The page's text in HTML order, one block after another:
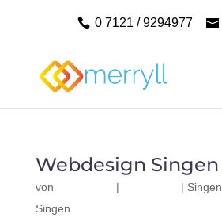
0 7121 / 9294977
Webdesign Singen
von | | Singen
Singen